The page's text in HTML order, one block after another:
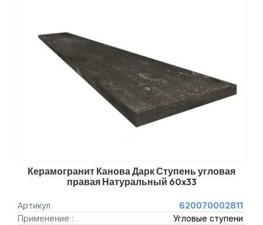
Керамогранит Канова Дарк Ступень угловая
правая Натуральный 60x33
Артикул
620070002811
Применение :
Угловые ступени